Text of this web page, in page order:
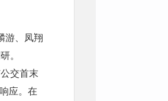
游、凤翔
。
交首末
应。在